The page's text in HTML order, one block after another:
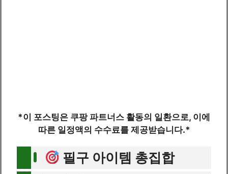
*이 포스팅은 쿠팡 파트너스 활동의 일환으로, 이에
따른 일정액의 수수료를 제공받습니다.*
필구 아이템 총집합